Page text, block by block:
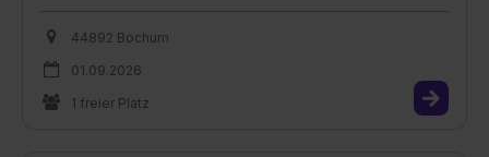
44892 Bochum
01.09.2026
1 freier Platz